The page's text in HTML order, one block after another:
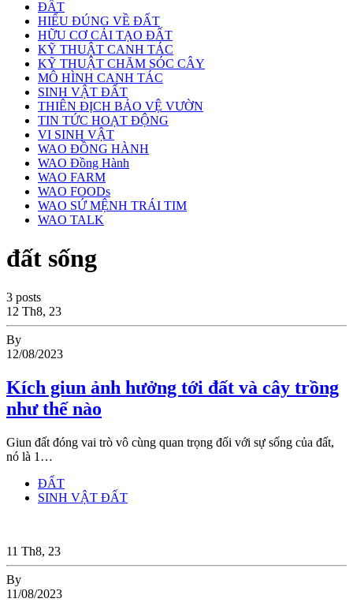
ĐẤT
HIỂU ĐÚNG VỀ ĐẤT
HỮU CƠ CẢI TẠO ĐẤT
KỸ THUẬT CANH TÁC
KỸ THUẬT CHĂM SÓC CÂY
MÔ HÌNH CANH TÁC
SINH VẬT ĐẤT
THIÊN ĐỊCH BẢO VỆ VƯỜN
TIN TỨC HOẠT ĐỘNG
VI SINH VẬT
WAO ĐỒNG HÀNH
WAO Đồng Hành
WAO FARM
WAO FOODs
WAO SỨ MỆNH TRÁI TIM
WAO TALK
đất sống
3 posts
12 Th8, 23
By
12/08/2023
Kích giun ảnh hưởng tới đất và cây trồng
như thế nào
Giun đất đóng vai trò vô cùng quan trọng đối với sự sống của đất,
nó là 1…
ĐẤT
SINH VẬT ĐẤT
11 Th8, 23
By
11/08/2023